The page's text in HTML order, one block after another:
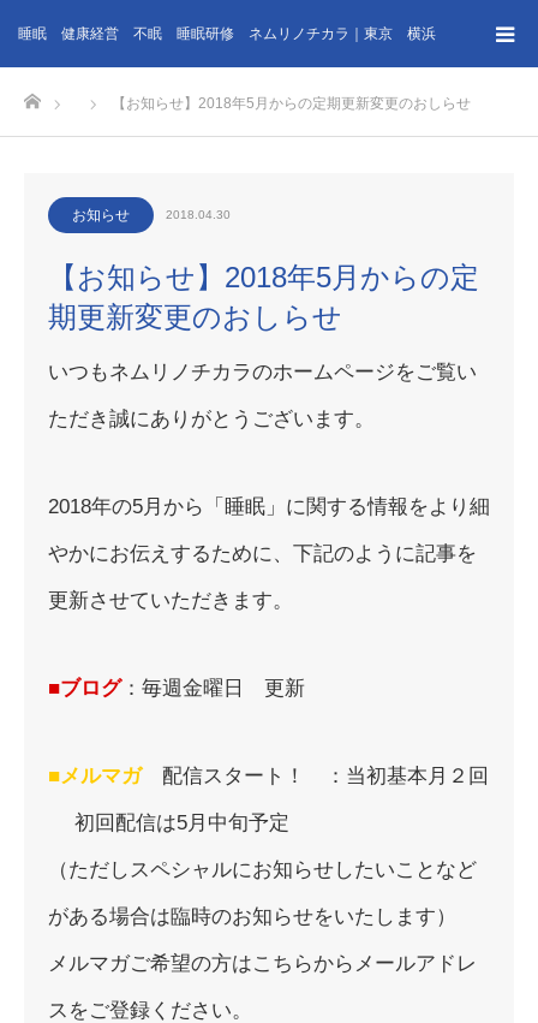
睡眠 健康経営 不眠 睡眠研修 ネムリノチカラ｜東京 横浜
【お知らせ】2018年5月からの定期更新変更のおしらせ
お知らせ 2018.04.30
【お知らせ】2018年5月からの定
期更新変更のおしらせ
いつもネムリノチカラのホームページをご覧い
ただき誠にありがとうございます。
2018年の5月から「睡眠」に関する情報をより細
やかにお伝えするために、下記のように記事を
更新させていただきます。
■ブログ：毎週金曜日 更新
■メルマガ配信スタート！ ：当初基本月２回
初回配信は5月中旬予定
（ただしスペシャルにお知らせしたいことなど
がある場合は臨時のお知らせをいたします）
メルマガご希望の方はこちらからメールアドレ
スをご登録ください。